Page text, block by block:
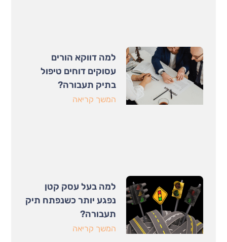
למה דווקא הורים
עסוקים דוחים טיפול
בתיק תעבורה?
המשך קריאה
למה בעל עסק קטן
נפגע יותר כשנפתח תיק
תעבורה?
המשך קריאה